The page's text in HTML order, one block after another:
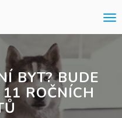
BYT? BUDE
ROČNÍCH